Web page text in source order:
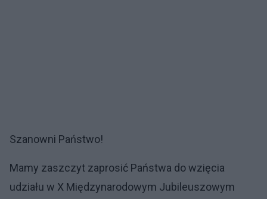
Szanowni Państwo!
Mamy zaszczyt zaprosić Państwa do wzięcia
udziału w X Międzynarodowym Jubileuszowym